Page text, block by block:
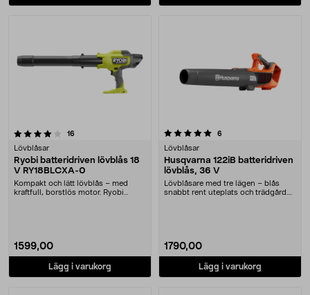
16
Lövblåsar
Ryobi batteridriven lövblås 18
V RY18BLCXA-0
Kompakt och lätt lövblås – med
kraftfull, borstlös motor. Ryobi
1599,00
Lägg i varukorg
5.0 av 5 stjärnor 6
Lövblåsar
Husqvarna 122iB batteridriven
lövblås, 36 V
Lövblåsare med tre lägen – blås
snabbt rent uteplats och trädgård.
1790,00
Lägg i varukorg